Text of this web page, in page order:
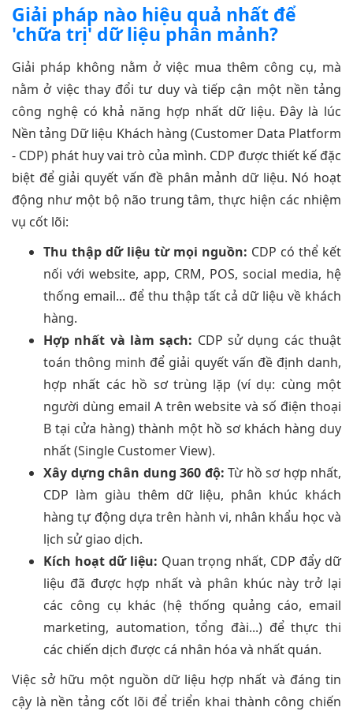
Giải pháp nào hiệu quả nhất để
'chữa trị' dữ liệu phân mảnh?
Giải pháp không nằm ở việc mua thêm công cụ, mà
nằm ở việc thay đổi tư duy và tiếp cận một nền tảng
công nghệ có khả năng hợp nhất dữ liệu. Đây là lúc
Nền tảng Dữ liệu Khách hàng (Customer Data Platform
- CDP) phát huy vai trò của mình. CDP được thiết kế đặc
biệt để giải quyết vấn đề phân mảnh dữ liệu. Nó hoạt
động như một bộ não trung tâm, thực hiện các nhiệm
vụ cốt lõi:
Thu thập dữ liệu từ mọi nguồn: CDP có thể kết
nối với website, app, CRM, POS, social media, hệ
thống email... để thu thập tất cả dữ liệu về khách
hàng.
Hợp nhất và làm sạch: CDP sử dụng các thuật
toán thông minh để giải quyết vấn đề định danh,
hợp nhất các hồ sơ trùng lặp (ví dụ: cùng một
người dùng email A trên website và số điện thoại
B tại cửa hàng) thành một hồ sơ khách hàng duy
nhất (Single Customer View).
Xây dựng chân dung 360 độ: Từ hồ sơ hợp nhất,
CDP làm giàu thêm dữ liệu, phân khúc khách
hàng tự động dựa trên hành vi, nhân khẩu học và
lịch sử giao dịch.
Kích hoạt dữ liệu: Quan trọng nhất, CDP đẩy dữ
liệu đã được hợp nhất và phân khúc này trở lại
các công cụ khác (hệ thống quảng cáo, email
marketing, automation, tổng đài...) để thực thi
các chiến dịch được cá nhân hóa và nhất quán.
Việc sở hữu một nguồn dữ liệu hợp nhất và đáng tin
cậy là nền tảng cốt lõi để triển khai thành công chiến